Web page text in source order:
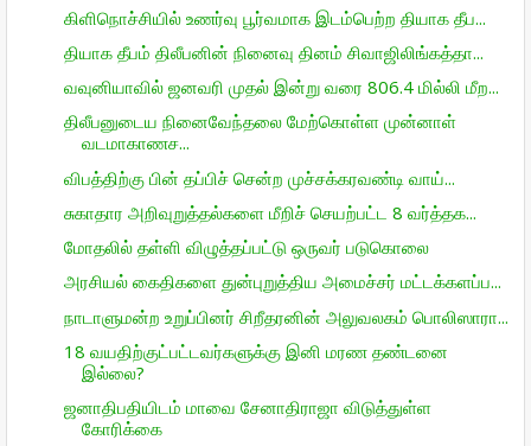
கிளிநொச்சியில் உணர்வு பூர்வமாக இடம்பெற்ற தியாக தீப...
தியாக தீபம் திலீபனின் நினைவு தினம் சிவாஜிலிங்கத்தா...
வவுனியாவில் ஜனவரி முதல் இன்று வரை 806.4 மில்லி மீற...
திலீபனுடைய நினைவேந்தலை மேற்கொள்ள முன்னாள்
வடமாகாணச...
விபத்திற்கு பின் தப்பிச் சென்ற முச்சக்கரவண்டி வாய்...
சுகாதார அறிவுறுத்தல்களை மீறிச் செயற்பட்ட 8 வர்த்தக...
மோதலில் தள்ளி விழுத்தப்பட்டு ஒருவர் படுகொலை
அரசியல் கைதிகளை துன்புறுத்திய அமைச்சர் மட்டக்களப்ப...
நாடாளுமன்ற உறுப்பினர் சிறீதரனின் அலுவலகம் பொலிஸாரா...
18 வயதிற்குட்பட்டவர்களுக்கு இனி மரண தண்டனை
இல்லை?
ஜனாதிபதியிடம் மாவை சேனாதிராஜா விடுத்துள்ள
கோரிக்கை